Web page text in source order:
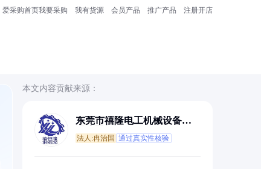
爱采购首页我要采购 我有货源 会员产品 推广产品 注册开店
本文内容贡献来源：
东莞市禧隆电工机械设备有
法人:冉治国 通过真实性核验